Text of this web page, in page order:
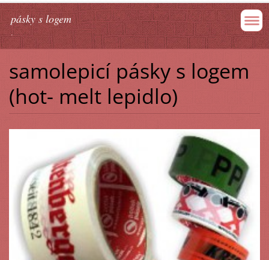
pásky s logem
.
samolepicí pásky s logem
(hot- melt lepidlo)